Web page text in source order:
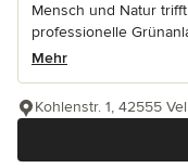
Mensch und Natur
professionelle
Mehr
Kohlenstr. 1, 42555